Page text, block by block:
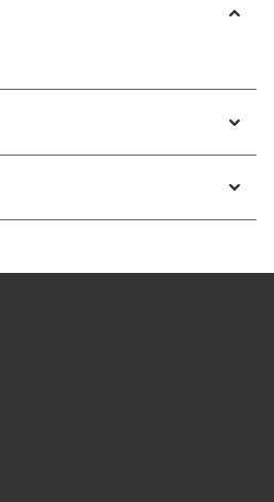
produkter, vänligen